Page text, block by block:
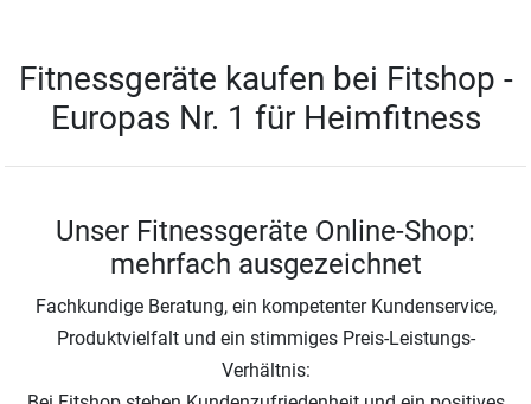
Sport-Tiedje heißt jetzt Fitshop
Wir bleiben aber, wer wir sind!
Europas Nr. 1 für Heimfitness
Unser Fitnessgeräte Online-Shop:
mehrfach ausgezeichnet